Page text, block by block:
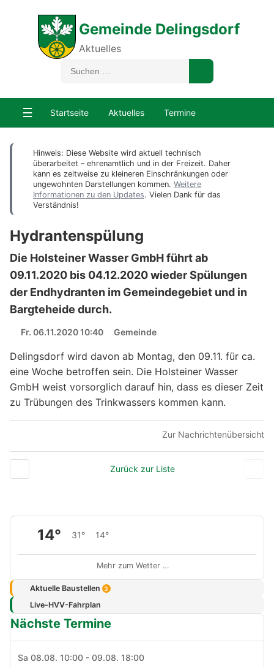
Gemeinde Delingsdorf
Aktuelles
☰ Startseite Aktuelles Termine
Hinweis: Diese Website wird aktuell technisch
überarbeitet – ehrenamtlich und in der Freizeit. Daher
kann es zeitweise zu kleineren Einschränkungen oder
ungewohnten Darstellungen kommen. Weitere
Informationen zu den Updates. Vielen Dank für das
Verständnis!
Hydrantenspülung
Die Holsteiner Wasser GmbH führt ab
09.11.2020 bis 04.12.2020 wieder Spülungen
der Endhydranten im Gemeindegebiet und in
Bargteheide durch.
Fr. 06.11.2020 10:40 Gemeinde
Delingsdorf wird davon ab Montag, den 09.11. für ca.
eine Woche betroffen sein. Die Holsteiner Wasser
GmbH weist vorsorglich darauf hin, dass es dieser Zeit
zu Trübungen des Trinkwassers kommen kann.
Zur Nachrichtenübersicht
Zurück zur Liste
14° 31° 14°
Mehr zum Wetter …
Aktuelle Baustellen 3
Live-HVV-Fahrplan
Nächste Termine
Sa 08.08. 10:00 - 09.08. 18:00